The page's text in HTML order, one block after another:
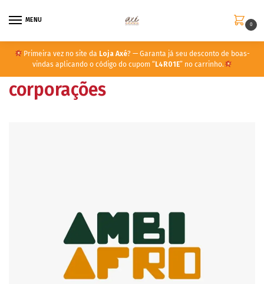
MENU
0
Primeira vez no site da Loja Axé? — Garanta já seu desconto de boas-
vindas aplicando o código do cupom “ L4R01E” no carrinho.
corporações